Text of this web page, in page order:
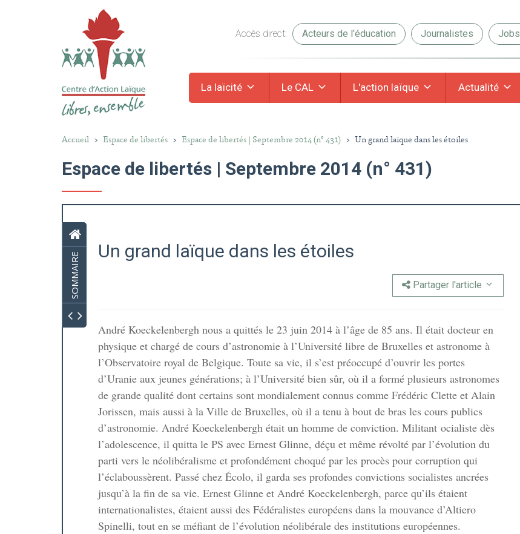
Accès direct: Acteurs de l'éducation Journalistes Jobs
La laïcité Le CAL L'action laïque Actualité
Accueil > Espace de libertés > Espace de libertés | Septembre 2014 (n° 431) > Un grand laïque dans les étoiles
Espace de libertés | Septembre 2014 (n° 431)
SOMMAIRE Un grand laïque dans les étoiles
Partager l'article
André Koeckelenbergh nous a quittés le 23 juin 2014 à l’âge de 85 ans. Il était docteur en
physique et chargé de cours d’astronomie à l’Université libre de Bruxelles et astronome à
l’Observatoire royal de Belgique. Toute sa vie, il s’est préoccupé d’ouvrir les portes
d’Uranie aux jeunes générations; à l’Université bien sûr, où il a formé plusieurs astronomes
de grande qualité dont certains sont mondialement connus comme Frédéric Clette et Alain
Jorissen, mais aussi à la Ville de Bruxelles, où il a tenu à bout de bras les cours publics
d’astronomie. André Koeckelenbergh était un homme de conviction. Militant ocialiste dès
l’adolescence, il quitta le PS avec Ernest Glinne, déçu et même révolté par l’évolution du
parti vers le néolibéralisme et profondément choqué par les procès pour corruption qui
l’éclaboussèrent. Passé chez Écolo, il garda ses profondes convictions socialistes ancrées
jusqu’à la fin de sa vie. Ernest Glinne et André Koeckelenbergh, parce qu’ils étaient
internationalistes, étaient aussi des Fédéralistes européens dans la mouvance d’Altiero
Spinelli, tout en se méfiant de l’évolution néolibérale des institutions européennes.